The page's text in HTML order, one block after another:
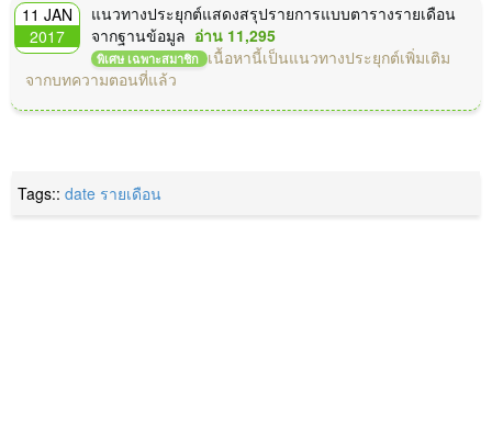
11 JAN
2017
แนวทางประยุกต์แสดงสรุปรายการแบบตารางรายเดือน
จากฐานข้อมูล อ่าน 11,295
พิเศษ เฉพาะสมาชิก เนื้อหานี้เป็นแนวทางประยุกต์เพิ่มเติม
จากบทความตอนที่แล้ว
Tags::date รายเดือน